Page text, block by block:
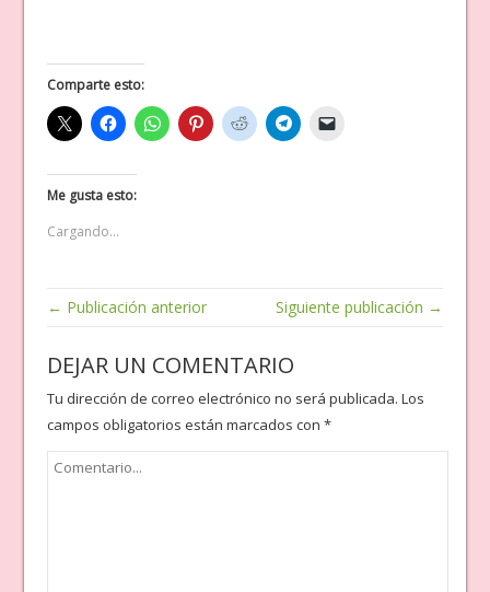
Comparte esto:
Me gusta esto:
Cargando...
← Publicación anterior Siguiente publicación →
DEJAR UN COMENTARIO
Tu dirección de correo electrónico no será publicada. Los
campos obligatorios están marcados con *